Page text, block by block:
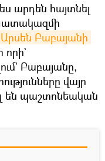
արդեն հայտնել
Արսեն Բաբայանի
որի`
Բաբայանը,
վայր
են պաշտոնեական